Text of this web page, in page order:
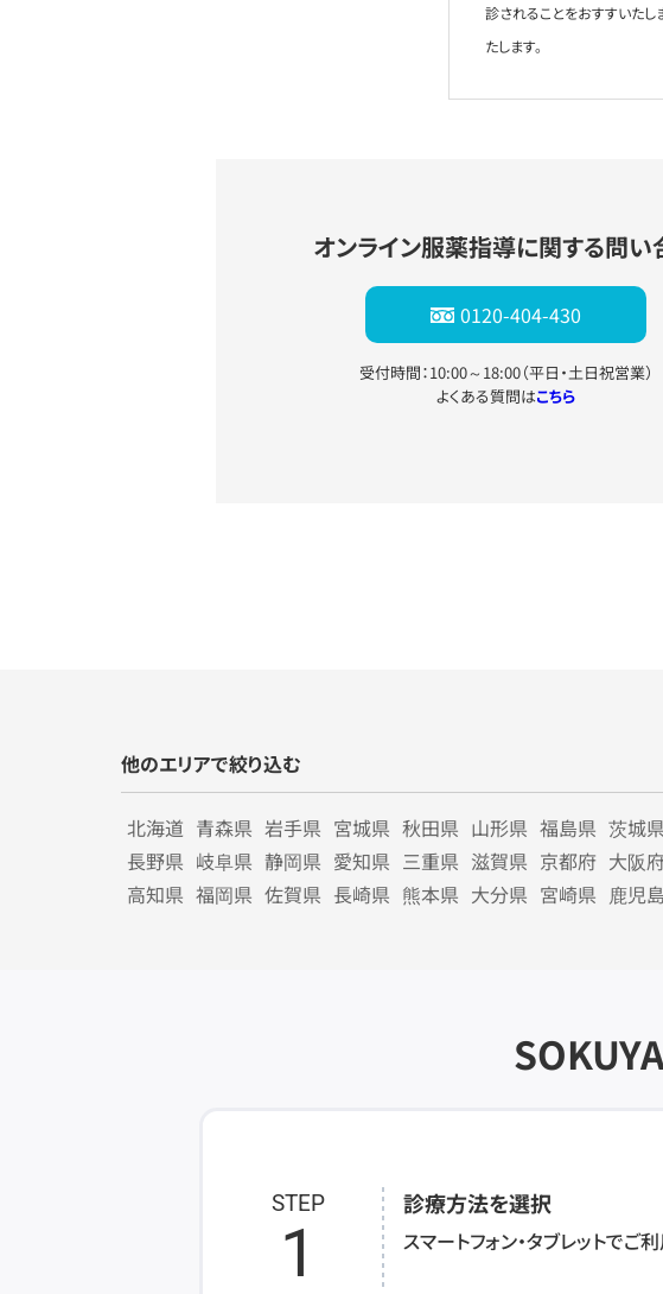
診されることをおすすいた
たします。
オンライン服薬指導に関する問い
0120-404-430
受付時間：10:00～18:00（平日・土日祝営業）
よくある質問はこちら
他のエリアで絞り込む
北海道 青森県 岩手県 宮城県 秋田県 山形県 福島県 茨城県
長野県 岐阜県 静岡県 愛知県 三重県 滋賀県 京都府 大阪
高知県 福岡県 佐賀県 長崎県 熊本県 大分県 宮崎県 鹿児
STEP
1
診療方法を選択
スマートフォン・タブレットでご